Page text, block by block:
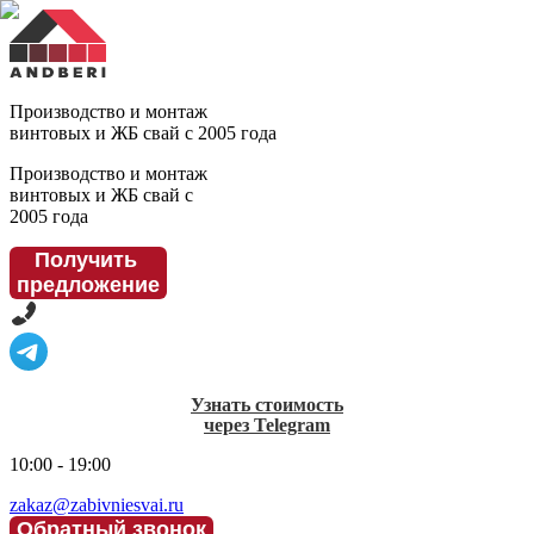
Производство и монтаж
винтовых и ЖБ свай с 2005 года
Производство и монтаж
винтовых и ЖБ свай с
2005 года
Получить
предложение
Узнать стоимость
через Telegram
10:00 - 19:00
zakaz@zabivniesvai.ru
Обратный звонок